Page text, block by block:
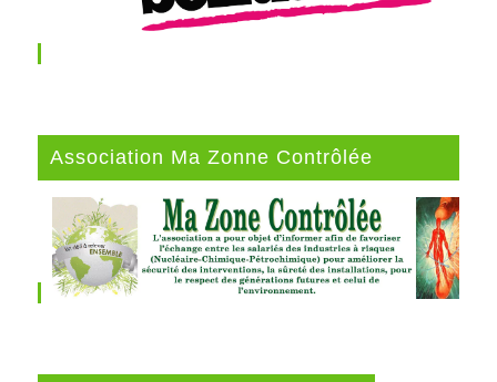
Association Ma Zonne Contrôlée